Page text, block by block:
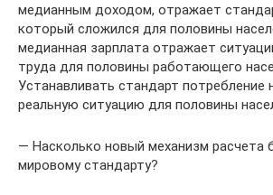
медианным доходом, отражает
который сложился для половины
медианная зарплата отражает
труда для половины работающего
Устанавливать стандарт потребление
реальную ситуацию для половины
— Насколько новый механизм расчета
мировому стандарту?